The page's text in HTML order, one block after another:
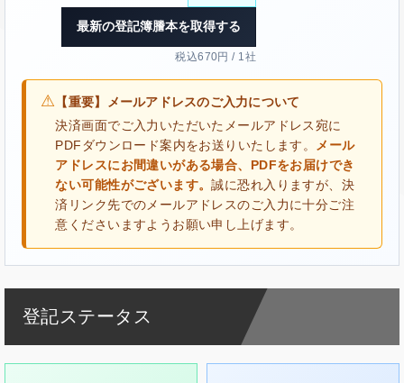
最新の登記簿謄本を取得する
税込670円 / 1社
⚠ 【重要】メールアドレスのご入力について
決済画面でご入力いただいたメールアドレス宛に
PDFダウンロード案内をお送りいたします。
メール
アドレスにお間違いがある場合、PDFをお届けでき
ない可能性がございます。誠に恐れ入りますが、決
済リンク先でのメールアドレスのご入力に十分ご注
意くださいますようお願い申し上げます。
登記ステータス